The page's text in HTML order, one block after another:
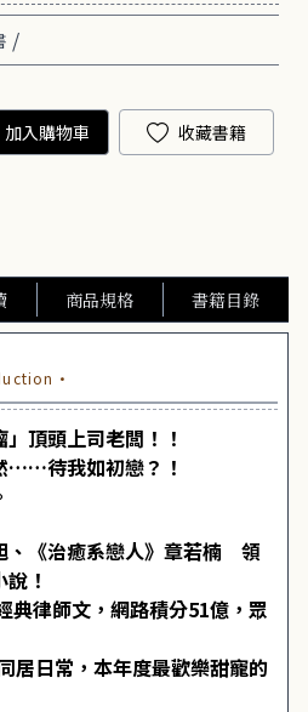
/
加入購物車 收藏書籍
商品規格 書籍目錄
頂頭上司老闆！！
……待我如初戀？！
、《治癒系戀人》章若楠 領
！
律師文，網路積分51億，眾
居日常，本年度最歡樂甜寵的